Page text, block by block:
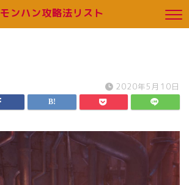
モンハン攻略法リスト
2020年5月10日